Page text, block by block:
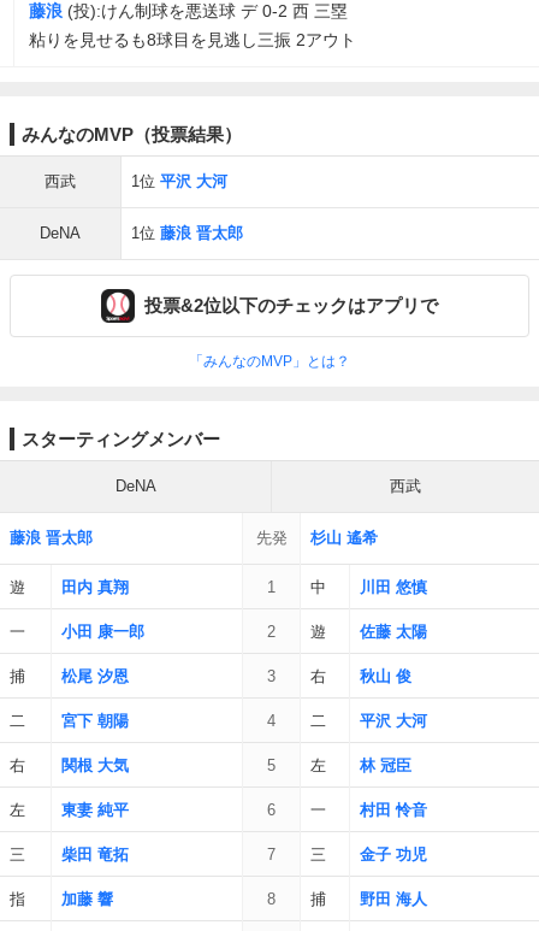
藤浪 (投):けん制球を悪送球 デ 0-2 西 三塁
粘りを見せるも8球目を見逃し三振 2アウト
みんなのMVP（投票結果）
西武 1位 平沢 大河
DeNA 1位 藤浪 晋太郎
投票&2位以下のチェックはアプリで
「みんなのMVP」とは？
スターティングメンバー
DeNA 西武
藤浪 晋太郎 先発 杉山 遙希
遊 田内 真翔 1 中 川田 悠慎
一 小田 康一郎 2 遊 佐藤 太陽
捕 松尾 汐恩 3 右 秋山 俊
二 宮下 朝陽 4 二 平沢 大河
右 関根 大気 5 左 林 冠臣
左 東妻 純平 6 一 村田 怜音
三 柴田 竜拓 7 三 金子 功児
指 加藤 響 8 捕 野田 海人